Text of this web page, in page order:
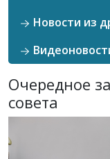
Новости из
Очередное
совета